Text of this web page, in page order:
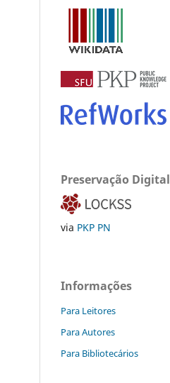
Preservação Digital
via PKP PN
Informações
Para Leitores
Para Autores
Para Bibliotecários